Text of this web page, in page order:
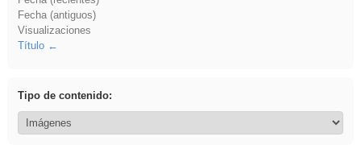
Fecha (antiguos)
Visualizaciones
Título
Tipo de contenido: